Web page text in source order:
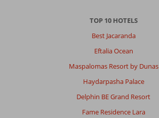
TOP 10 HOTELS
Best Jacaranda
Eftalia Ocean
Maspalomas Resort by Dunas
Haydarpasha Palace
Delphin BE Grand Resort
Fame Residence Lara